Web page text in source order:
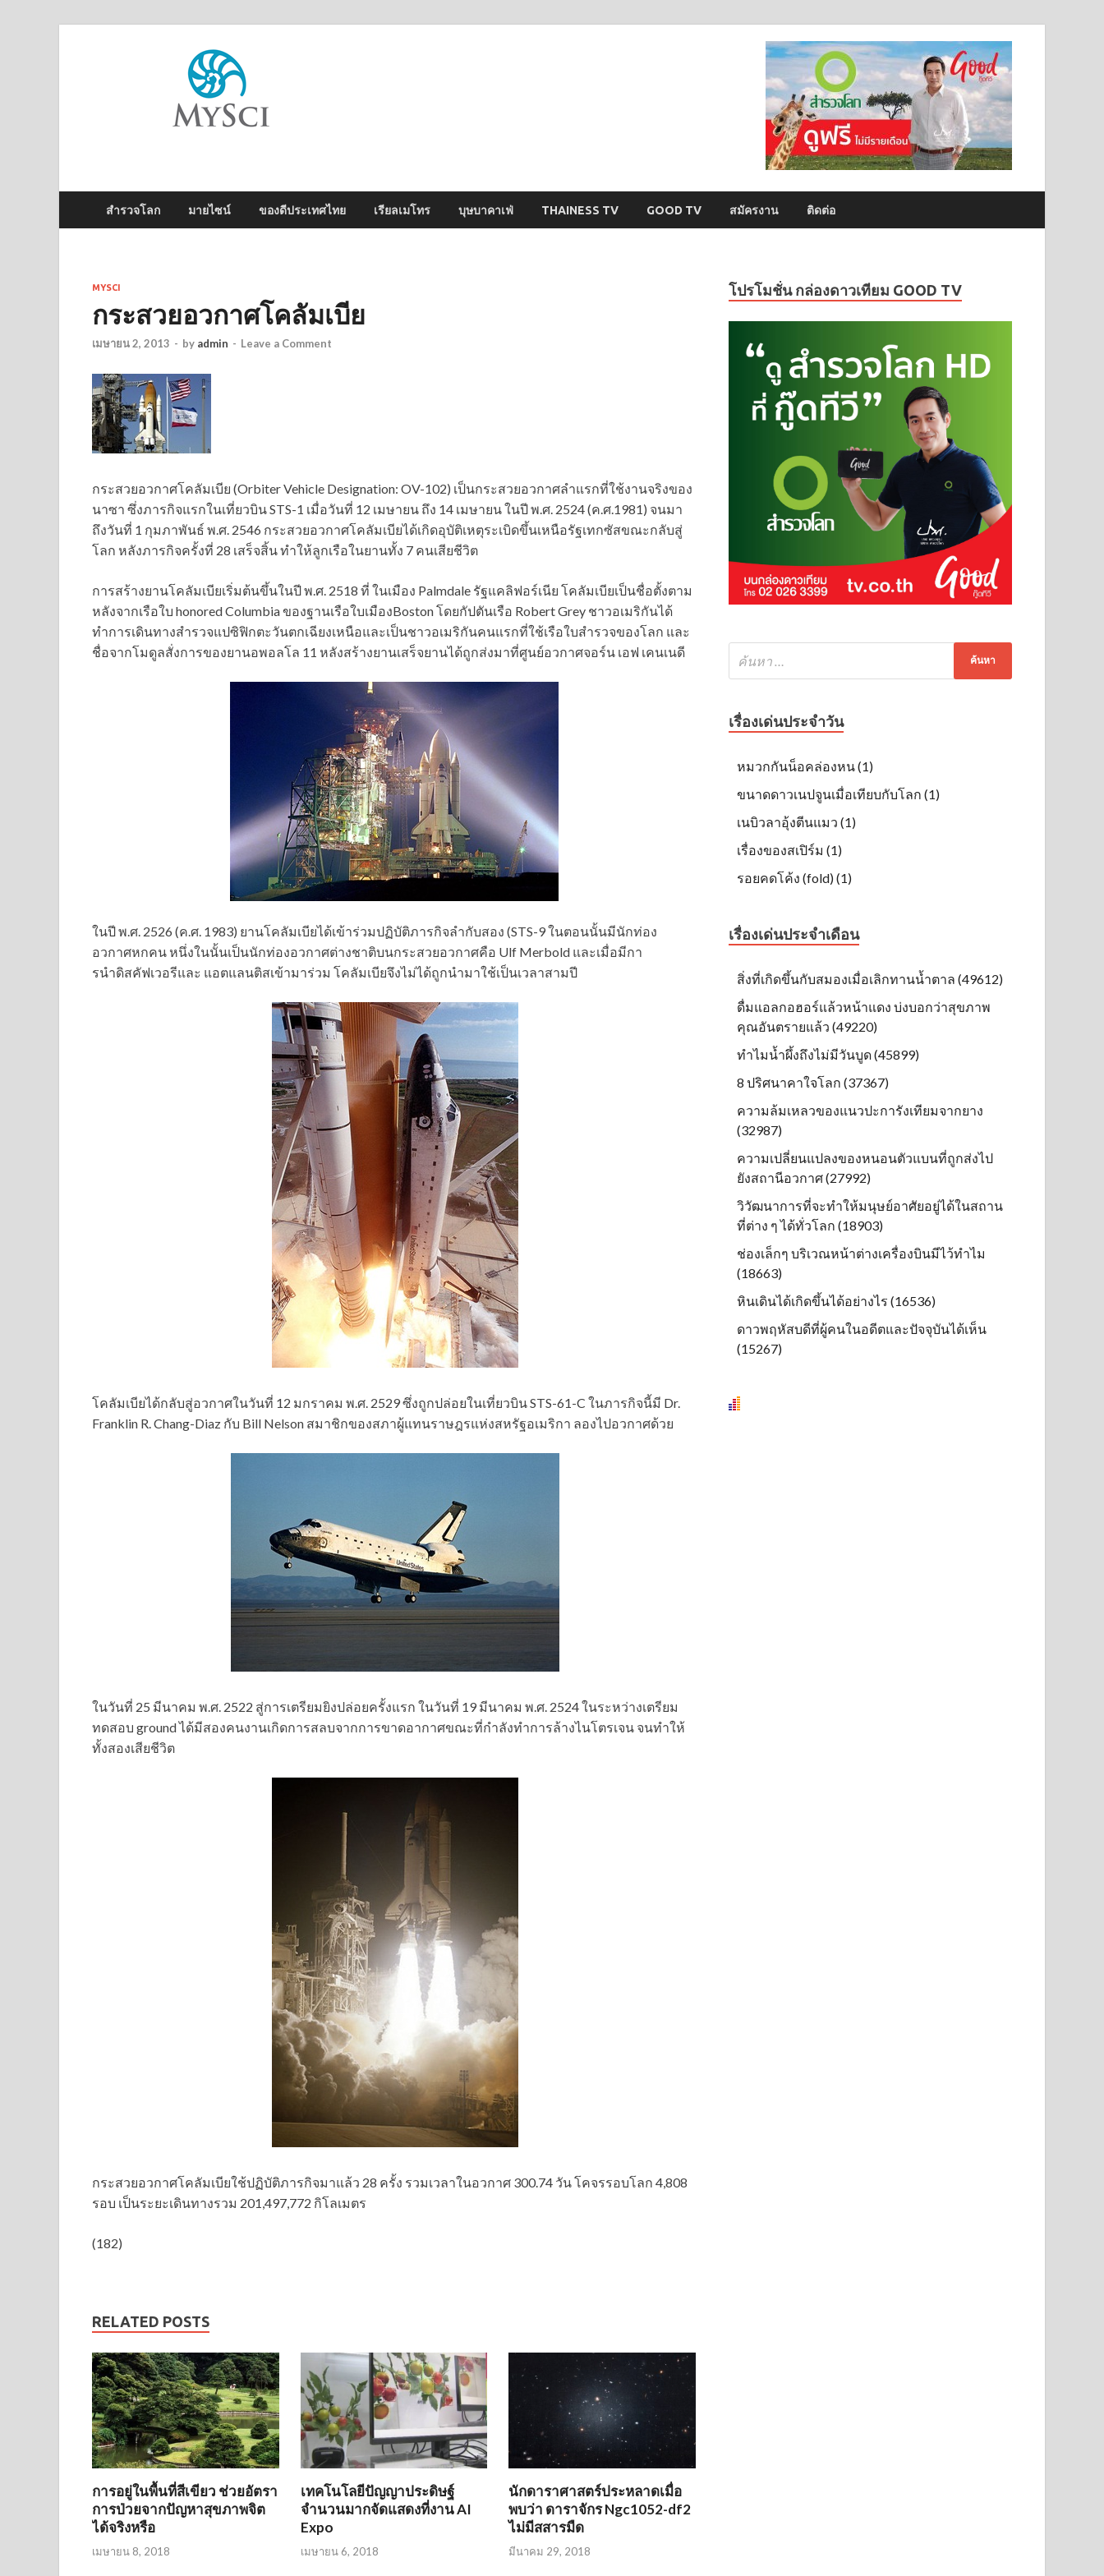
สำรวจโลก มายไซน์ ของดีประเทศไทย เรียลเมโทร บุษบาคาเฟ่ THAINESS TV GOOD TV สมัครงาน ติดต่อ
MYSCI
กระสวยอวกาศโคลัมเบีย
เมษายน 2, 2013 - by admin - Leave a Comment
กระสวยอวกาศโคลัมเบีย (Orbiter Vehicle Designation: OV-102) เป็นกระสวยอวกาศลำแรกที่ใช้งานจริงของ
นาซา ซึ่งภารกิจแรกในเที่ยวบิน STS-1 เมื่อวันที่ 12 เมษายน ถึง 14 เมษายน ในปี พ.ศ. 2524 (ค.ศ.1981) จนมา
ถึงวันที่ 1 กุมภาพันธ์ พ.ศ. 2546 กระสวยอวกาศโคลัมเบียได้เกิดอุบัติเหตุระเบิดขึ้นเหนือรัฐเทกซัสขณะกลับสู่
โลก หลังภารกิจครั้งที่ 28 เสร็จสิ้น ทำให้ลูกเรือในยานทั้ง 7 คนเสียชีวิต
การสร้างยานโคลัมเบียเริ่มต้นขึ้นในปี พ.ศ. 2518 ที่ ในเมือง Palmdale รัฐแคลิฟอร์เนีย โคลัมเบียเป็นชื่อตั้งตาม
หลังจากเรือใบ honored Columbia ของฐานเรือใบเมืองBoston โดยกัปตันเรือ Robert Grey ชาวอเมริกันได้
ทำการเดินทางสำรวจแปซิฟิกตะวันตกเฉียงเหนือและเป็นชาวอเมริกันคนแรกที่ใช้เรือใบสำรวจของโลก และ
ชื่อจากโมดูลสั่งการของยานอพอลโล 11 หลังสร้างยานเสร็จยานได้ถูกส่งมาที่ศูนย์อวกาศจอร์น เอฟ เคนเนดี
ในปี พ.ศ. 2526 (ค.ศ. 1983) ยานโคลัมเบียได้เข้าร่วมปฏิบัติภารกิจลำกับสอง (STS-9 ในตอนนั้นมีนักท่อง
อวกาศหกคน หนึ่งในนั้นเป็นนักท่องอวกาศต่างชาติบนกระสวยอวกาศคือ Ulf Merbold และเมื่อมีกา
รนำดิสคัฟเวอรีและ แอตแลนติสเข้ามาร่วม โคลัมเบียจึงไม่ได้ถูกนำมาใช้เป็นเวลาสามปี
โคลัมเบียได้กลับสู่อวกาศในวันที่ 12 มกราคม พ.ศ. 2529 ซึ่งถูกปล่อยในเที่ยวบิน STS-61-C ในภารกิจนี้มี Dr.
Franklin R. Chang-Diaz กับ Bill Nelson สมาชิกของสภาผู้แทนราษฎรแห่งสหรัฐอเมริกา ลองไปอวกาศด้วย
ในวันที่ 25 มีนาคม พ.ศ. 2522 สู่การเตรียมยิงปล่อยครั้งแรก ในวันที่ 19 มีนาคม พ.ศ. 2524 ในระหว่างเตรียม
ทดสอบ ground ได้มีสองคนงานเกิดการสลบจากการขาดอากาศขณะที่กำลังทำการล้างไนโตรเจน จนทำให้
ทั้งสองเสียชีวิต
กระสวยอวกาศโคลัมเบียใช้ปฏิบัติภารกิจมาแล้ว 28 ครั้ง รวมเวลาในอวกาศ 300.74 วัน โคจรรอบโลก 4,808
รอบ เป็นระยะเดินทางรวม 201,497,772 กิโลเมตร
(182)
RELATED POSTS
การอยู่ในพื้นที่สีเขียว ช่วยอัตรา
การป่วยจากปัญหาสุขภาพจิต
ได้จริงหรือ
เมษายน 8, 2018
เทคโนโลยีปัญญาประดิษฐ์
จำนวนมากจัดแสดงที่งาน AI
Expo
เมษายน 6, 2018
นักดาราศาสตร์ประหลาดเมื่อ
พบว่า ดาราจักร Ngc1052-df2
ไม่มีสสารมืด
มีนาคม 29, 2018
โปรโมชั่น กล่องดาวเทียม GOOD TV
เรื่องเด่นประจำวัน
หมวกกันน็อคล่องหน (1)
ขนาดดาวเนปจูนเมื่อเทียบกับโลก (1)
เนบิวลาอุ้งตีนแมว (1)
เรื่องของสเปิร์ม (1)
รอยคดโค้ง (fold) (1)
เรื่องเด่นประจำเดือน
สิ่งที่เกิดขึ้นกับสมองเมื่อเลิกทานน้ำตาล (49612)
ดื่มแอลกอฮอร์แล้วหน้าแดง บ่งบอกว่าสุขภาพ
คุณอันตรายแล้ว (49220)
ทำไมน้ำผึ้งถึงไม่มีวันบูด (45899)
8 ปริศนาคาใจโลก (37367)
ความล้มเหลวของแนวปะการังเทียมจากยาง
(32987)
ความเปลี่ยนแปลงของหนอนตัวแบนที่ถูกส่งไป
ยังสถานีอวกาศ (27992)
วิวัฒนาการที่จะทำให้มนุษย์อาศัยอยู่ได้ในสถาน
ที่ต่าง ๆ ได้ทั่วโลก (18903)
ช่องเล็กๆ บริเวณหน้าต่างเครื่องบินมีไว้ทำไม
(18663)
หินเดินได้เกิดขึ้นได้อย่างไร (16536)
ดาวพฤหัสบดีที่ผู้คนในอดีตและปัจจุบันได้เห็น
(15267)